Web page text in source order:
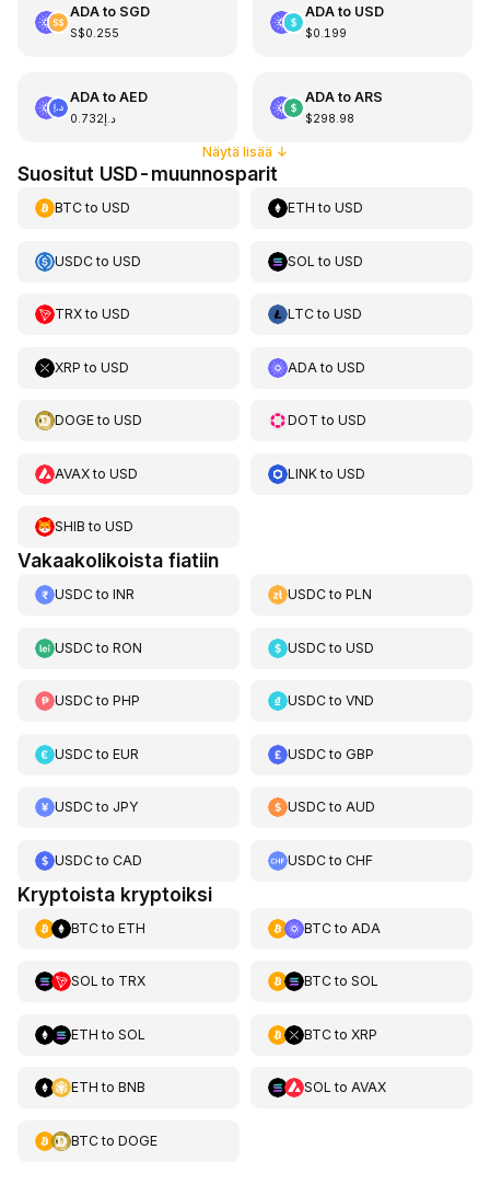
ADAto SGD
S$0.255
ADAto USD
$0.199
ADAto AED
د.إ0.732
ADAto ARS
$298.98
Näytä lisää ↓
Suositut USD-muunnosparit
BTCto USD ETH toUSD
USDCto USD SOL toUSD
TRXto USD LTCtoUSD
XRP to USD ADA toUSD
DOGEto USD DOT toUSD
AVAXto USD LINKtoUSD
SHIB to USD
Vakaakolikoista fiatiin
USDCto INR USDCtoPLN
USDCto RON USDCtoUSD
USDCto PHP USDCtoVND
USDCto EUR USDCtoGBP
USDCto JPY USDCtoAUD
USDCto CAD USDCtoCHF
Kryptoista kryptoiksi
BTCto ETH BTCto ADA
SOL to TRX BTCto SOL
ETH to SOL BTCto XRP
ETH to BNB SOL to AVAX
BTCto DOGE